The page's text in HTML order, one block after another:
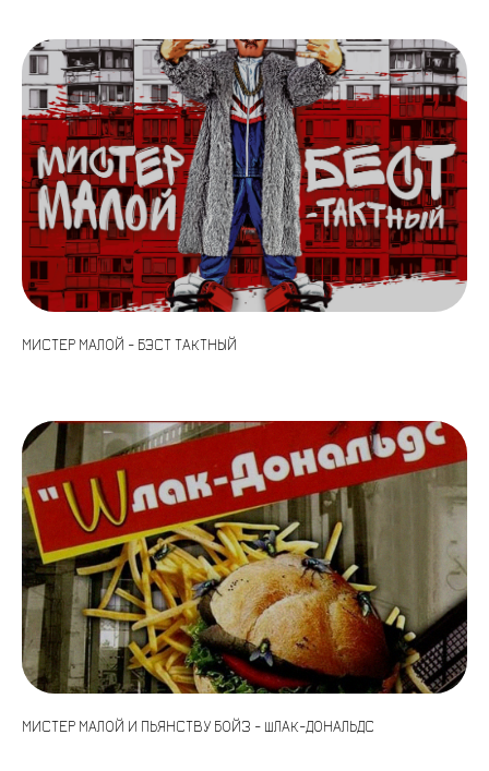
МИСТЕР МАЛОЙ - БЭСТ ТАКТНЫЙ
МИСТЕР МАЛОЙ И ПЬЯНСТВУ БОЙЗ - ШЛАК-ДОНАЛЬДС